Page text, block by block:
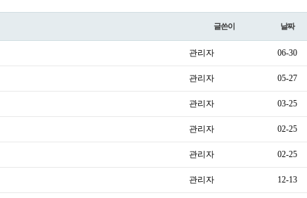
글쓴이 날짜
관리자 06-30
관리자 05-27
관리자 03-25
관리자 02-25
관리자 02-25
관리자 12-13